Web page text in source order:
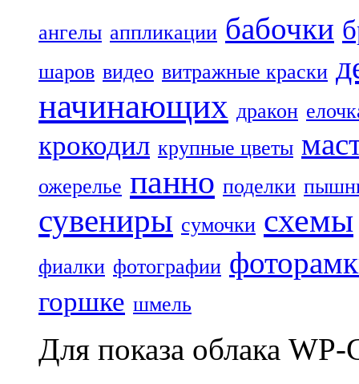
ангелы аппликации бабочки
шаров видео витражные краски
начинающих дракон
крокодил крупные цветы
ожерелье панно поделки
сувениры сумочки схемы
фиалки фотографии
горшке шмель
Для показа облака